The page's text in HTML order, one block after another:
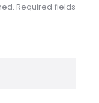
Required fields